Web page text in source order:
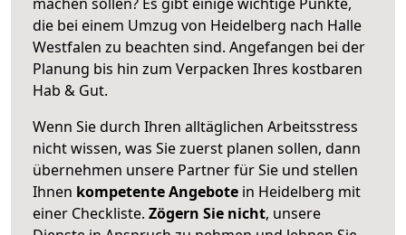
die bei einem Umzug von Heidelberg nach Halle
Westfalen zu beachten sind. Angefangen bei der
Planung bis hin zum Verpacken Ihres kostbaren
Hab & Gut.
Wenn Sie durch Ihren alltäglichen Arbeitsstress
nicht wissen, was Sie zuerst planen sollen, dann
übernehmen unsere Partner für Sie und stellen
Ihnen kompetente Angebote in Heidelberg mit
einer Checkliste. Zögern Sie nicht, unsere